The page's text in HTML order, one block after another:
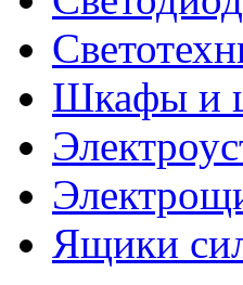
Шкафы и
Ящики